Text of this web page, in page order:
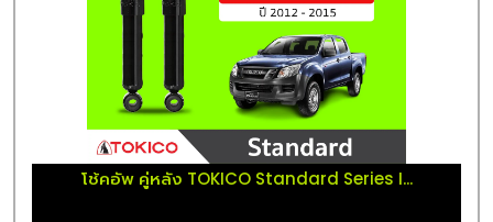
โช้คอัพ คู่หลัง TOKICO Standard Series I...